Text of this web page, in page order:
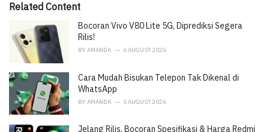
iRelated Content
Bocoran Vivo V80 Lite 5G, Diprediksi Segera
Rilis!
BY AMANDA 6 AUGUST 2026
Cara Mudah Bisukan Telepon Tak Dikenal di
WhatsApp
BY AMANDA 5 AUGUST 2026
Jelang Rilis, Bocoran Spesifikasi & Harga Redmi